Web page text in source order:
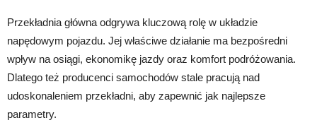
Przekładnia główna odgrywa kluczową rolę w układzie
napędowym pojazdu. Jej właściwe działanie ma bezpośredni
wpływ na osiągi, ekonomikę jazdy oraz komfort podróżowania.
Dlatego też producenci samochodów stale pracują nad
udoskonaleniem przekładni, aby zapewnić jak najlepsze
parametry.